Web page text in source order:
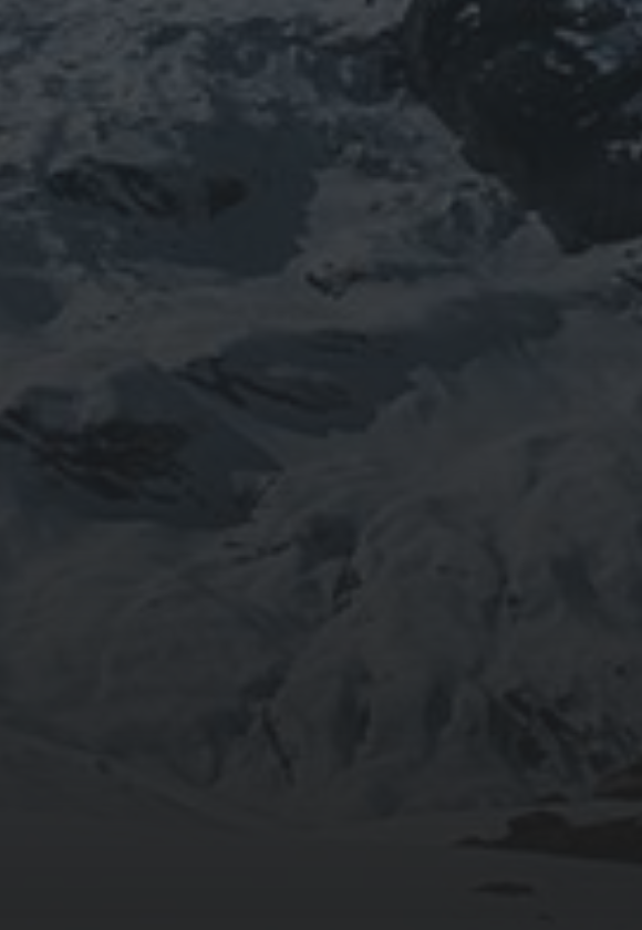
「日本人らしさ」を追い求めていたら先祖のご縁で神仏習
ご祈祷、先祖供養、方位除けなどお困りでしたらご相談
鍼灸＆整体の出張施術中もやっております。 お気軽にご連
つぶやき
INFOMATION